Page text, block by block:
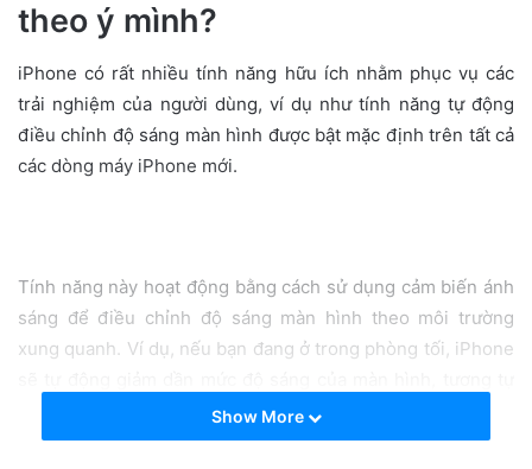
e
a
i
theo ý mình?
iPhone có rất nhiều tính năng hữu ích nhằm phục vụ các
trải nghiệm của người dùng, ví dụ như tính năng tự động
điều chỉnh độ sáng màn hình được bật mặc định trên tất cả
các dòng máy iPhone mới.
Tính năng này hoạt động bằng cách sử dụng cảm biến ánh
sáng để điều chỉnh độ sáng màn hình theo môi trường
xung quanh. Ví dụ, nếu bạn đang ở trong phòng tối, iPhone
độ sáng màn hình sẽ tăng khi bạn ở nơi có môi trường áng
sáng tốt hơn.
Show More